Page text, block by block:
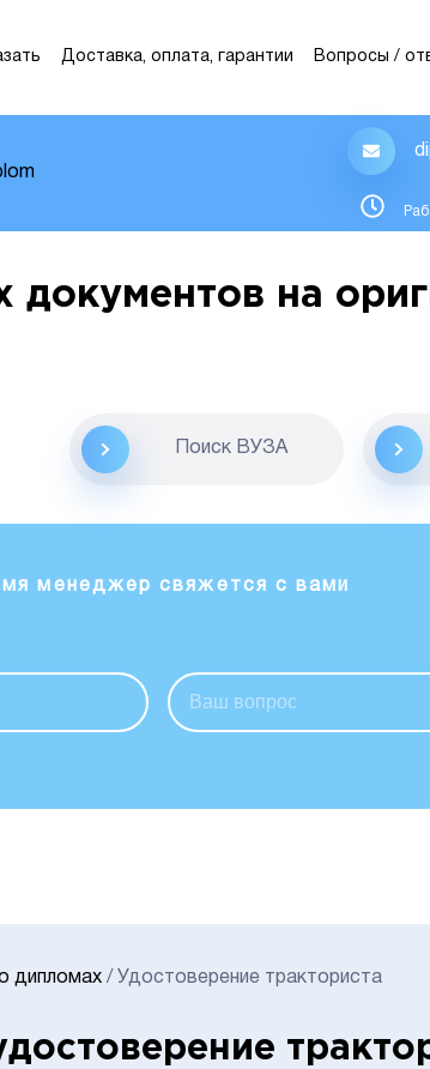
Доставка, оплата, гарантии Вопросы /
документов на
Поиск ВУЗА
менеджер свяжется с вами
дипломах / Удостоверение тракториста